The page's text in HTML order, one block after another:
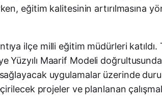
eğitim kalitesinin artırılmasına
ilçe milli eğitim müdürleri
Maarif Modeli doğrultusunda
uygulamalar üzerinde
projeler ve planlanan